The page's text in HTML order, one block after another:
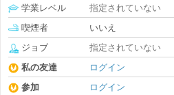
学業レベル
指定されていない
喫煙者
いいえ
ジョブ
指定されていない
私の友達
ログイン
参加
ログイン